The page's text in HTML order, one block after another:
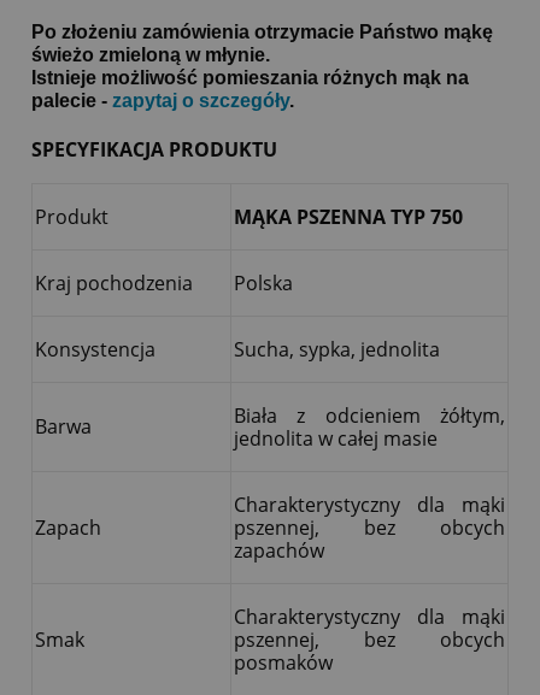
Po złożeniu zamówienia otrzymacie Państwo mąkę
świeżo zmieloną w młynie.
Istnieje możliwość pomieszania różnych mąk na
palecie - zapytaj o szczegóły.
SPECYFIKACJA PRODUKTU
Produkt MĄKA PSZENNA TYP 750
Kraj pochodzenia Polska
Konsystencja Sucha, sypka, jednolita
Barwa
Biała z odcieniem żółtym,
jednolita w całej masie
Zapach
Charakterystyczny dla mąki
pszennej, bez obcych
zapachów
Smak
Charakterystyczny dla mąki
pszennej, bez obcych
posmaków